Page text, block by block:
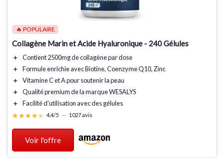
🔥 POPULAIRE
Collagène Marin et Acide Hyaluronique - 240 Gélules
＋ Contient 2500mgde collagène par dose
＋
Formule enrichieavec Biotine, Coenzyme Q10, Zinc
＋
Vitamine C et Apour soutenir la peau
＋
Qualité premiumde la marque WESALYS
＋
Facilité d'utilisationavec des gélules
★★★★★
★★★★★ 4,4/5 — 1027 avis
Voir l'offre